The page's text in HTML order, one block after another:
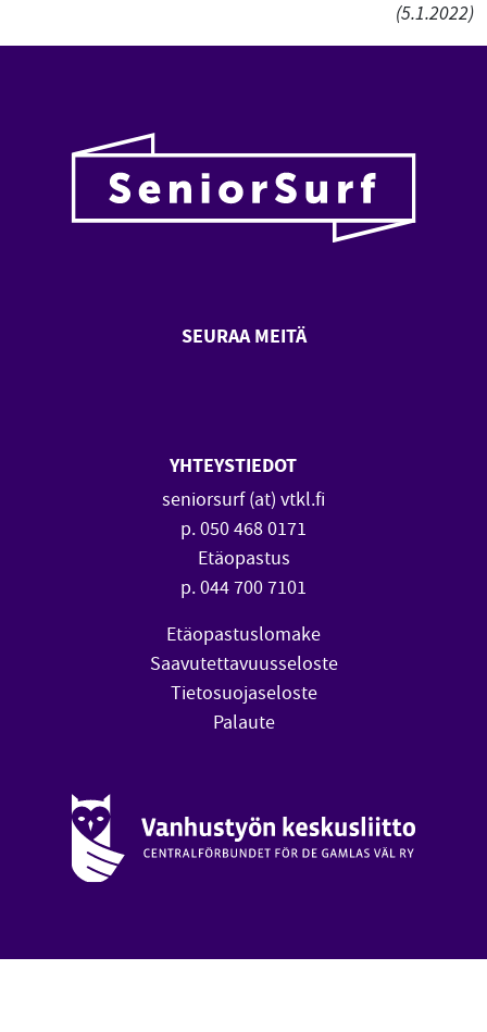
(5.1.2022)
SEURAA MEITÄ
YHTEYSTIEDOT
seniorsurf (at) vtkl.fi
p. 050 468 0171
Etäopastus
p. 044 700 7101
Etäopastuslomake
Saavutettavuusseloste
Tietosuojaseloste
Palaute